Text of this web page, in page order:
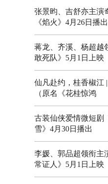
张景昀、吉舒亦主演
《焰火》4月26日播出
蒋龙、齐溪、杨超越
敢死队》5月1日上映
仙凡赴约，桂香椒江 |
（原名《花桂惊鸿
古装仙侠爱情微短剧
雪》4月30日播出
李媛、郭品超领衔主
常证人》5月1日上映